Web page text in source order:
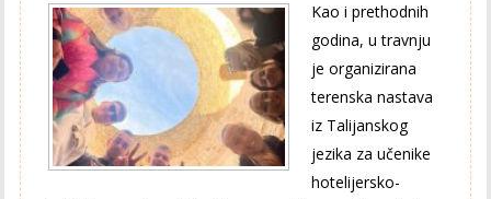
Kao i prethodnih
godina, u travnju
je organizirana
terenska nastava
iz Talijanskog
jezika za učenike
hotelijersko-